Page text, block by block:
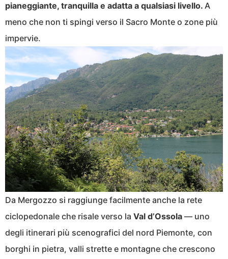
pianeggiante, tranquilla e adatta a qualsiasi livello. A
meno che non ti spingi verso il Sacro Monte o zone più
impervie.
Da Mergozzo si raggiunge facilmente anche la rete
ciclopedonale che risale verso la Val d’Ossola — uno
degli itinerari più scenografici del nord Piemonte, con
borghi in pietra, valli strette e montagne che crescono